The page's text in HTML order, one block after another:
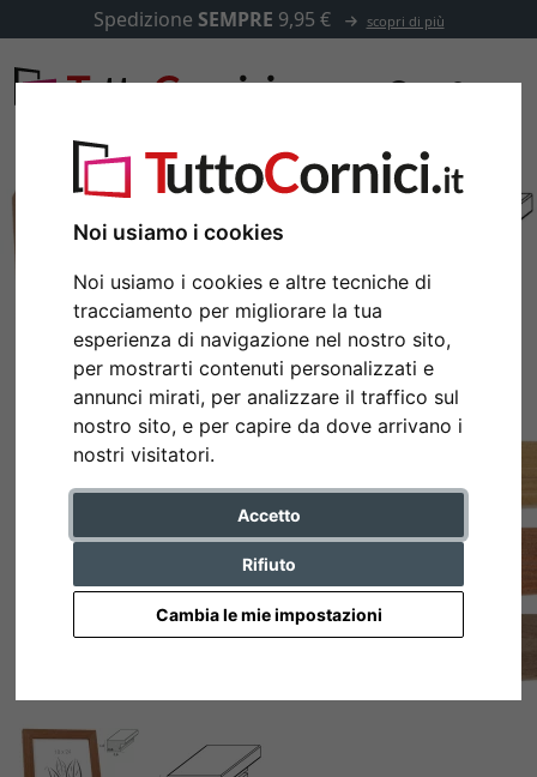
Noi usiamo i cookies
Noi usiamo i cookies e altre tecniche di
tracciamento per migliorare la tua
esperienza di navigazione nel nostro sito,
per mostrarti contenuti personalizzati e
annunci mirati, per analizzare il traffico sul
nostro sito, e per capire da dove arrivano i
nostri visitatori.
Accetto
Rifiuto
Cambia le mie impostazioni
Spedizione SEMPRE 9,95 € scopri di più
Indietro